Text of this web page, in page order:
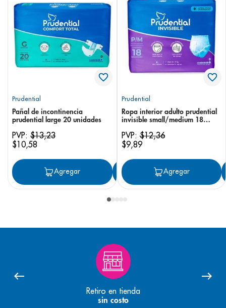
Prudential
Pañal de incontinencia
prudential large 20 unidades
PVP: $13,23
$10,58
Agregar Agregar
Prudential
Ropa interior adulto prudential
invisible small/medium 18
PVP:$12,36
$9,89
Agregar
Retiro en tienda
sin costo